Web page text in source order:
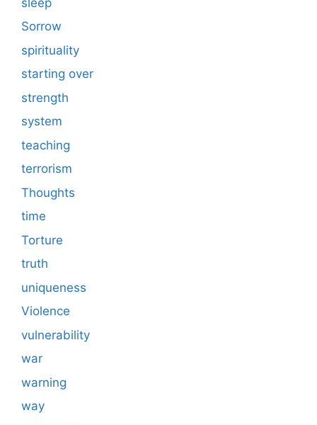
Sorrow
spirituality
starting over
strength
system
teaching
terrorism
Thoughts
time
Torture
truth
uniqueness
Violence
vulnerability
war
warning
way